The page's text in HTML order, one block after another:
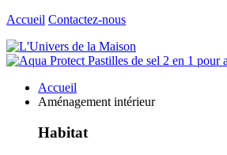
Accueil Contactez-nous
Accueil
Aménagement intérieur
Habitat